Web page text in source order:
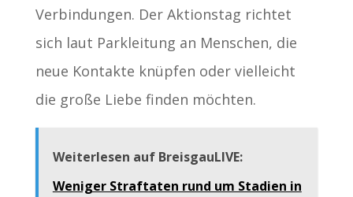
Verbindungen. Der Aktionstag richtet
sich laut Parkleitung an Menschen, die
neue Kontakte knüpfen oder vielleicht
die große Liebe finden möchten.
Weiterlesen auf BreisgauLIVE:
Weniger Straftaten rund um Stadien in